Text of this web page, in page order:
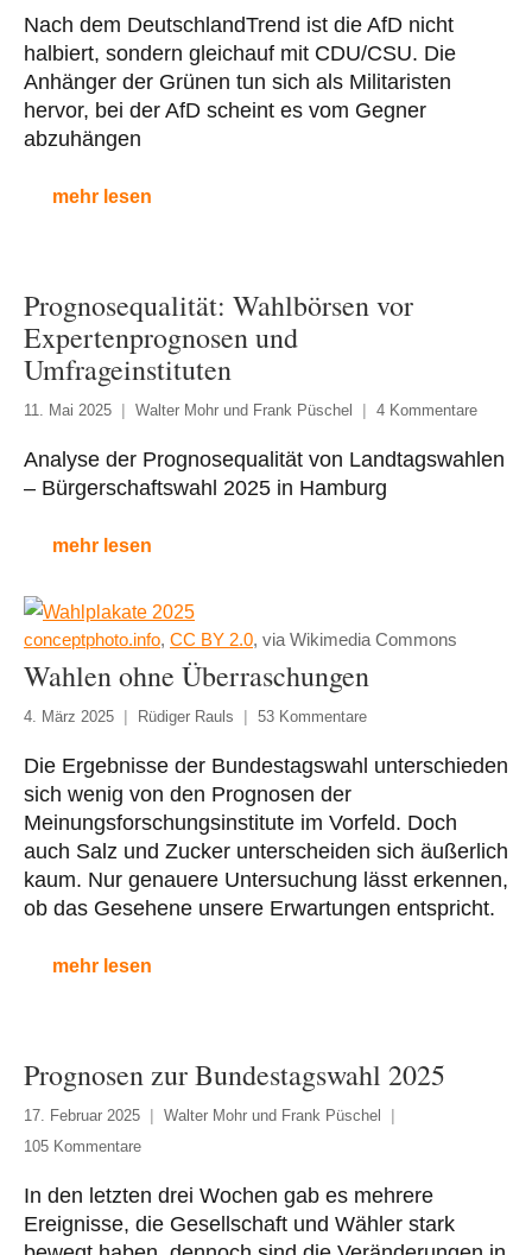
Nach dem DeutschlandTrend ist die AfD nicht
halbiert, sondern gleichauf mit CDU/CSU. Die
Anhänger der Grünen tun sich als Militaristen
hervor, bei der AfD scheint es vom Gegner
abzuhängen
mehr lesen
Prognosequalität: Wahlbörsen vor
Expertenprognosen und
Umfrageinstituten
11. Mai 2025 Walter Mohr und Frank Püschel 4 Kommentare
Analyse der Prognosequalität von Landtagswahlen
– Bürgerschaftswahl 2025 in Hamburg
mehr lesen
conceptphoto.info, CC BY 2.0, via Wikimedia Commons
Wahlen ohne Überraschungen
4. März 2025 Rüdiger Rauls 53 Kommentare
Die Ergebnisse der Bundestagswahl unterschieden
sich wenig von den Prognosen der
Meinungsforschungsinstitute im Vorfeld. Doch
auch Salz und Zucker unterscheiden sich äußerlich
kaum. Nur genauere Untersuchung lässt erkennen,
ob das Gesehene unsere Erwartungen entspricht.
mehr lesen
Prognosen zur Bundestagswahl 2025
17. Februar 2025
Walter Mohr und Frank Püschel
105 Kommentare
In den letzten drei Wochen gab es mehrere
Ereignisse, die Gesellschaft und Wähler stark